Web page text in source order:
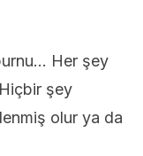
Her şey
Hiçbir şey
olur ya da